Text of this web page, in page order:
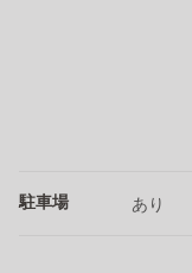
駐車場 あり